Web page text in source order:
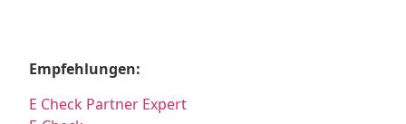
Empfehlungen:
E Check Partner Expert